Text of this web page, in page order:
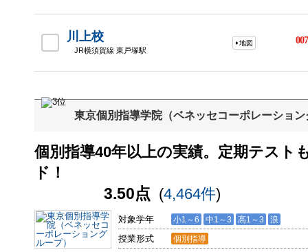
川上校
JR横須賀線 東戸塚駅
地図
東京個別指導学院（ベネッセコーポレーショ
個別指導40年以上の実績。定期テスト
ド！
3.50点 (4,464件)
対象学年 小1～6 中1～3 高1～3 浪
授業形式 個別指導